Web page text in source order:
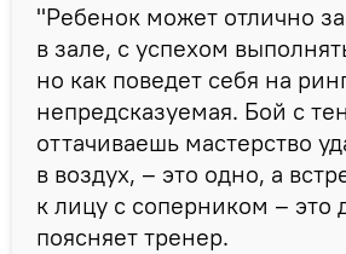
"Ребенок может отлично
в зале, с успехом
но как поведет себя на
непредсказуемая. Бой с
оттачиваешь мастерство
в воздух, – это одно, а
к лицу с соперником – это
поясняет тренер.